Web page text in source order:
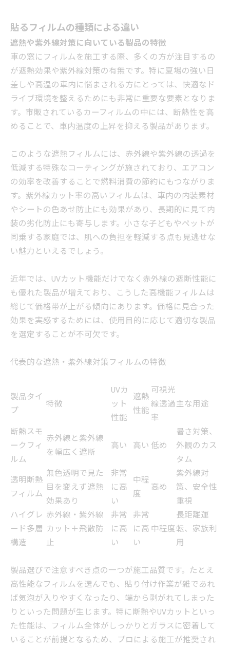
貼るフィルムの種類による違い
遮熱や紫外線対策に向いている製品の特徴
車の窓にフィルムを施工する際、多くの方が注目するの
が遮熱効果や紫外線対策の有無です。特に夏場の強い日
差しや高温の車内に悩まされる方にとっては、快適なド
ライブ環境を整えるためにも非常に重要な要素となりま
す。市販されているカーフィルムの中には、断熱性を高
めることで、車内温度の上昇を抑える製品があります。
このような遮熱フィルムには、赤外線や紫外線の透過を
低減する特殊なコーティングが施されており、エアコン
の効率を改善することで燃料消費の節約にもつながりま
す。紫外線カット率の高いフィルムは、車内の内装素材
やシートの色あせ防止にも効果があり、長期的に見て内
装の劣化防止にも寄与します。小さな子どもやペットが
同乗する家庭では、肌への負担を軽減する点も見逃せな
い魅力といえるでしょう。
近年では、UVカット機能だけでなく赤外線の遮断性能に
も優れた製品が増えており、こうした高機能フィルムは
総じて価格帯が上がる傾向にあります。価格に見合った
効果を実感するためには、使用目的に応じて適切な製品
を選定することが不可欠です。
代表的な遮熱・紫外線対策フィルムの特徴
製品タイ
プ
特徴
UVカ
ット
性能
遮熱
性能
可視光
線透過
率
主な用途
断熱スモ
ークフィ
ルム
赤外線と紫外線
を幅広く遮断
高い 高い 低め
暑さ対策、
外観のカス
タム
透明断熱
フィルム
無色透明で見た
目を変えず遮熱
効果あり
非常
に高
い
中程
度
高め
紫外線対
策、安全性
重視
ハイグレ
ード多層
構造
赤外線・紫外線
カット＋飛散防
止
非常
に高
い
非常
に高
い
中程度
長距離運
転、家族利
用
製品選びで注意すべき点の一つが施工品質です。たとえ
高性能なフィルムを選んでも、貼り付け作業が雑であれ
ば気泡が入りやすくなったり、端から剥がれてしまった
りといった問題が生じます。特に断熱やUVカットといっ
た性能は、フィルム全体がしっかりとガラスに密着して
いることが前提となるため、プロによる施工が推奨され